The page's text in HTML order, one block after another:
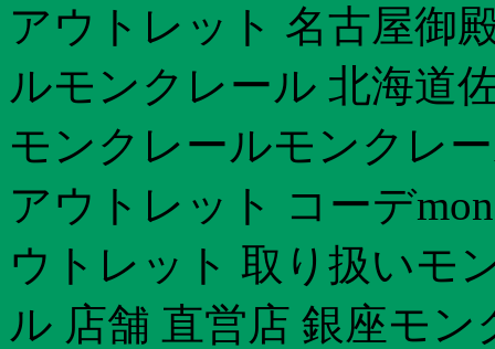
アウトレット 名古屋御
ルモンクレール 北海道
モンクレールモンクレ
アウトレット コーデ
ウトレット 取り扱いモ
ル 店舗 直営店 銀座モ